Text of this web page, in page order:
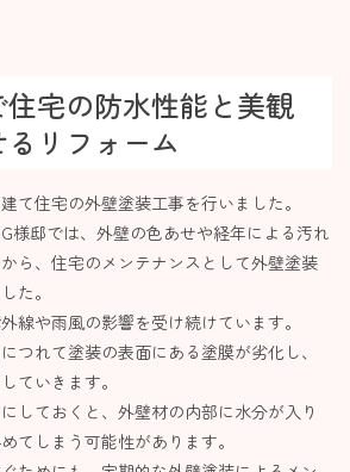
宅の防水性能と美観
リフォーム
て住宅の外壁塗装工事を行いました。
様邸では、外壁の色あせや経年による汚れ
ら、住宅のメンテナンスとして外壁塗装
た。
線や雨風の影響を受け続けています。
つれて塗装の表面にある塗膜が劣化し、
ていきます。
しておくと、外壁材の内部に水分が入り
てしまう可能性があります。